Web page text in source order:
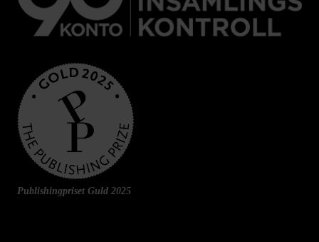
Publishingpriset Guld 2025